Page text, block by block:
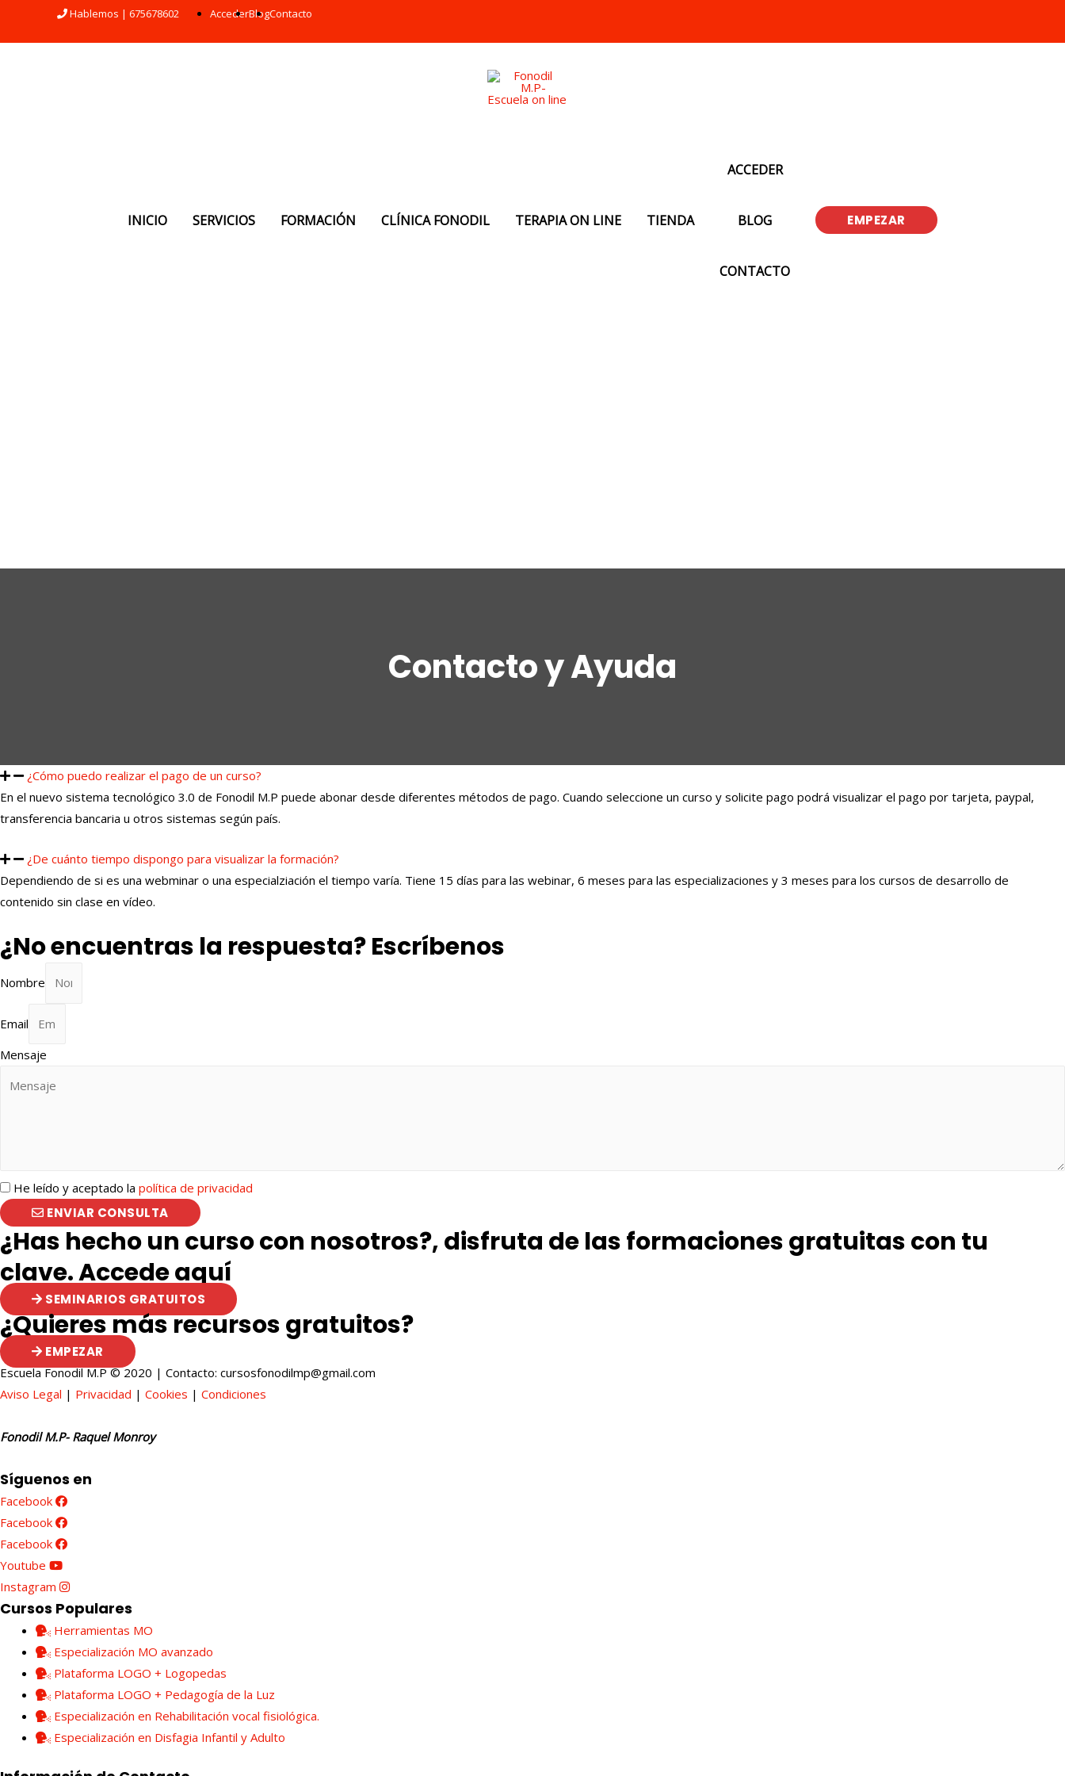
Hablemos | 675678602 AccederBlogContacto
INICIO SERVICIOS FORMACIÓN CLÍNICA FONODIL TERAPIA ON LINE TIENDA
ACCEDER
BLOG
CONTACTO
EMPEZAR
Contacto y Ayuda
¿Cómo puedo realizar el pago de un curso?
En el nuevo sistema tecnológico 3.0 de Fonodil M.P puede abonar desde diferentes métodos de pago. Cuando seleccione un curso y solicite pago podrá visualizar el pago por tarjeta, paypal,
transferencia bancaria u otros sistemas según país.
¿De cuánto tiempo dispongo para visualizar la formación?
Dependiendo de si es una webminar o una especialziación el tiempo varía. Tiene 15 días para las webinar, 6 meses para las especializaciones y 3 meses para los cursos de desarrollo de
contenido sin clase en vídeo.
¿No encuentras la respuesta? Escríbenos
Nombre
Email
Mensaje
He leído y aceptado la política de privacidad
ENVIAR CONSULTA
¿Has hecho un curso con nosotros?, disfruta de las formaciones gratuitas con tu
clave. Accede aquí
SEMINARIOS GRATUITOS
¿Quieres más recursos gratuitos?
EMPEZAR
Escuela Fonodil M.P © 2020 | Contacto: cursosfonodilmp@gmail.com
Aviso Legal | Privacidad | Cookies | Condiciones
Fonodil M.P- Raquel Monroy
Síguenos en
Facebook
Facebook
Facebook
Youtube
Instagram
Cursos Populares
Herramientas MO
Especialización MO avanzado
Plataforma LOGO + Logopedas
Plataforma LOGO + Pedagogía de la Luz
Especialización en Rehabilitación vocal fisiológica.
Especialización en Disfagia Infantil y Adulto